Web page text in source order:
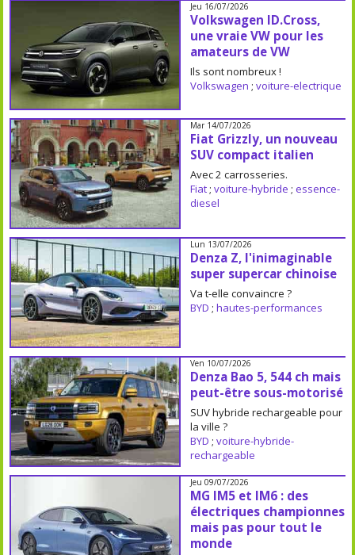
Jeu 16/07/2026
Volkswagen ID.Cross,
une vraie VW pour les
amateurs de VW
Ils sont nombreux !
Volkswagen ; voiture-electrique
Mar 14/07/2026
Fiat Grizzly, un nouveau
SUV compact italien
Avec 2 carrosseries.
Fiat; voiture-hybride ; essence-
diesel
Lun 13/07/2026
Denza Z, l'inimaginable
super supercar chinoise
Va t-elle convaincre ?
BYD ; hautes-performances
Ven 10/07/2026
Denza Bao 5, 544 ch mais
peut-être sous-motorisé
SUV hybride rechargeable pour
la ville ?
BYD ; voiture-hybride-
rechargeable
Jeu 09/07/2026
MG IM5 et IM6 : des
électriques championnes
mais pas pour tout le
monde